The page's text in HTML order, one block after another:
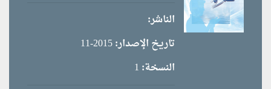
الناشر:
تاريخ الإصدار:2015-11
النسخة: 1